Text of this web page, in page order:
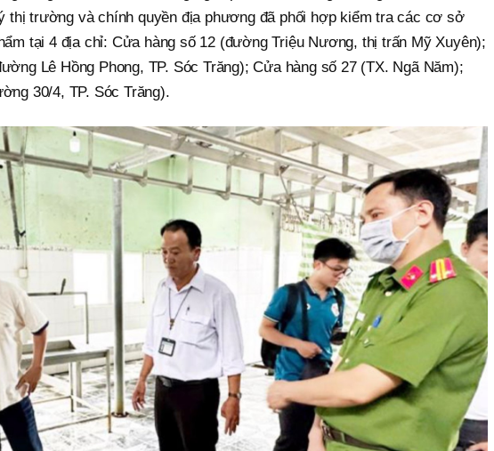
thị trường và chính quyền địa phương đã phối hợp kiểm tra các cơ sở
tại 4 địa chỉ: Cửa hàng số 12 (đường Triệu Nương, thị trấn Mỹ Xuyên);
Lê Hồng Phong, TP. Sóc Trăng); Cửa hàng số 27 (TX. Ngã Năm);
30/4, TP. Sóc Trăng).